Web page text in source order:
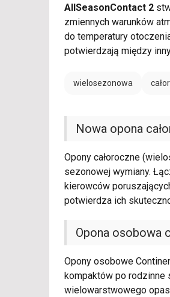
AllSeasonContact 2
zmiennych warunków
do temperatury
potwierdzają między
wielosezonowa
Nowa opona
Opony całoroczne
sezonowej wymiany.
kierowców
potwierdza ich
Opona osobowa
Opony osobowe
kompaktów po rodzinne
wielowarstwowego